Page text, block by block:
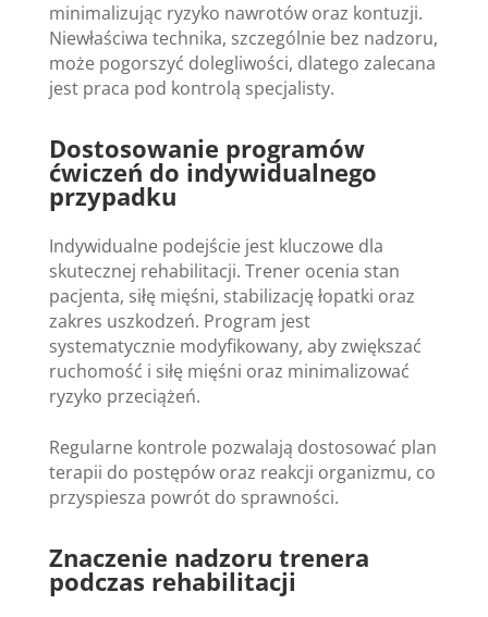
minimalizując ryzyko nawrotów oraz kontuzji.
Niewłaściwa technika, szczególnie bez nadzoru,
może pogorszyć dolegliwości, dlatego zalecana
jest praca pod kontrolą specjalisty.
Dostosowanie programów
ćwiczeń do indywidualnego
przypadku
Indywidualne podejście jest kluczowe dla
skutecznej rehabilitacji. Trener ocenia stan
pacjenta, siłę mięśni, stabilizację łopatki oraz
zakres uszkodzeń. Program jest
systematycznie modyfikowany, aby zwiększać
ruchomość i siłę mięśni oraz minimalizować
ryzyko przeciążeń.
Regularne kontrole pozwalają dostosować plan
terapii do postępów oraz reakcji organizmu, co
przyspiesza powrót do sprawności.
Znaczenie nadzoru trenera
podczas rehabilitacji